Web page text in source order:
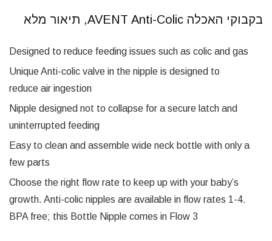
בקבוקי האכלה AVENT Anti-Colic, תיאור מלא
Designed to reduce feeding issues such as colic and gas
Unique Anti-colic valve in the nipple is designed to
reduce air ingestion
Nipple designed not to collapse for a secure latch and
uninterrupted feeding
Easy to clean and assemble wide neck bottle with only a
few parts
Choose the right flow rate to keep up with your baby’s
growth. Anti-colic nipples are available in flow rates 1-4.
BPA free; this Bottle Nipple comes in Flow 3